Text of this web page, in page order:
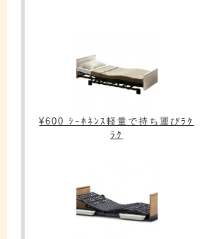
¥600 ｼｰﾎﾈﾝｽ軽量で持ち運びﾗｸ
ﾗｸ